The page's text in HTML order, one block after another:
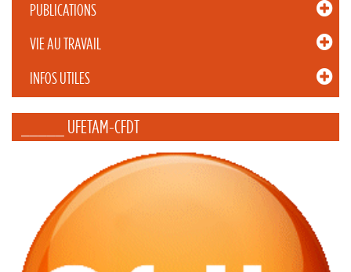
PUBLICATIONS
VIE AU TRAVAIL
INFOS UTILES
_____ UFETAM-CFDT